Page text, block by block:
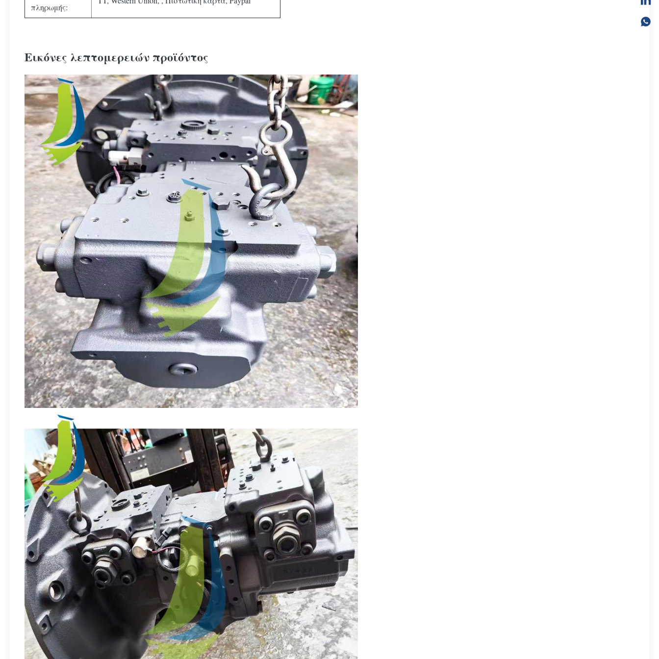
πληρωμής:
Εικόνες λεπτομερειών προϊόντος